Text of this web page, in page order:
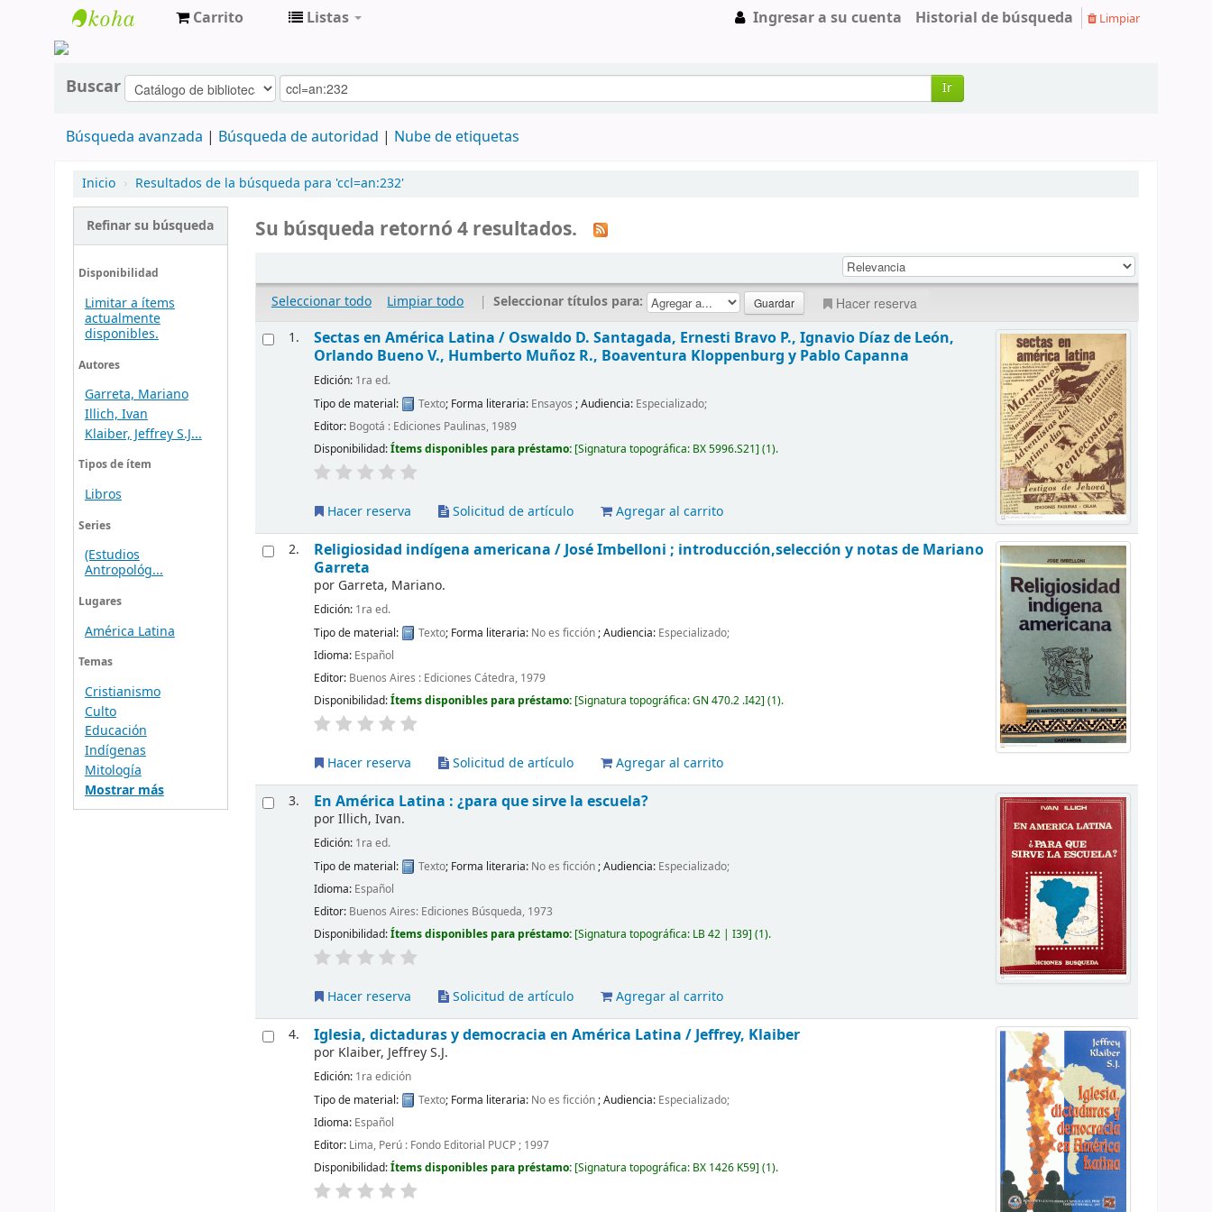
Carrito Listas Ingresar a su cuenta Historial de búsqueda Limpiar
Buscar Ir
Búsqueda avanzada Búsqueda de autoridad Nube de etiquetas
Inicio › Resultados de la búsqueda para 'ccl=an:232'
Refinar su búsqueda
Disponibilidad
Limitar a ítems
actualmente
disponibles.
Autores
Garreta, Mariano
Illich, Ivan
Klaiber, Jeffrey S.J...
Tipos de ítem
Libros
Series
(Estudios
Antropológ...
Lugares
América Latina
Temas
Cristianismo
Culto
Educación
Indígenas
Mitología
Mostrar más
Su búsqueda retornó 4 resultados.
Seleccionar todo Limpiar todo | Seleccionar títulos para: Hacer reserva
1. Sectas en América Latina / Oswaldo D. Santagada, Ernesti Bravo P., Ignavio Díaz de León,
Orlando Bueno V., Humberto Muñoz R., Boaventura Kloppenburg y Pablo Capanna
Edición: 1ra ed.
Tipo de material:
Texto; Forma literaria: Ensayos ; Audiencia: Especializado;
Editor: Bogotá : Ediciones Paulinas, 1989
Disponibilidad:Ítems disponibles para préstamo: Signatura topográfica: BX 5996.S21 (1).
Hacer reserva Solicitud de artículo
Agregar al carrito
2.
Religiosidad indígena americana /José Imbelloni ; introducción,selección y notas de Mariano
Garreta
por Garreta, Mariano.
Edición: 1ra ed.
Tipo de material:
Texto; Forma literaria: No es ficción; Audiencia: Especializado;
Idioma: Español
Editor: Buenos Aires : Ediciones Cátedra, 1979
Disponibilidad:Ítems disponibles para préstamo: Signatura topográfica:GN 470.2 .I42 (1).
Hacer reserva Solicitud de artículo
Agregar al carrito
3.
En América Latina : ¿para que sirve la escuela?
porIllich, Ivan.
Edición: 1ra ed.
Tipo de material:
Texto; Forma literaria: No es ficción ; Audiencia: Especializado;
Idioma: Español
Editor: Buenos Aires: Ediciones Búsqueda, 1973
Disponibilidad:Ítems disponibles para préstamo: Signatura topográfica: LB 42 | I39 (1).
Hacer reserva Solicitud de artículo
Agregar al carrito
4.
Iglesia, dictaduras y democracia en América Latina /Jeffrey, Klaiber
por Klaiber, Jeffrey S.J.
Edición: 1ra edición
Tipo de material:
Texto; Forma literaria: No es ficción; Audiencia: Especializado;
Idioma: Español
Editor: Lima, Perú : Fondo Editorial PUCP ; 1997
Disponibilidad:Ítems disponibles para préstamo: Signatura topográfica: BX 1426 K59 (1).